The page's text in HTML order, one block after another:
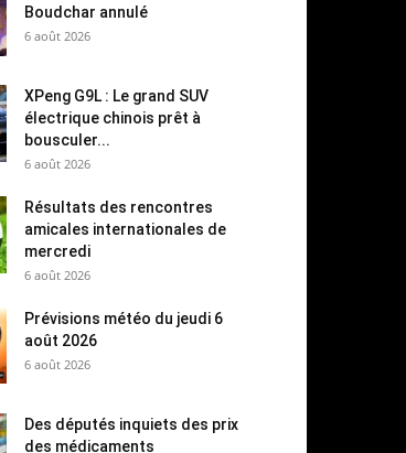
Boudchar annulé
6 août 2026
XPeng G9L : Le grand SUV
électrique chinois prêt à
bousculer...
6 août 2026
Résultats des rencontres
amicales internationales de
mercredi
6 août 2026
Prévisions météo du jeudi 6
août 2026
6 août 2026
Des députés inquiets des prix
des médicaments